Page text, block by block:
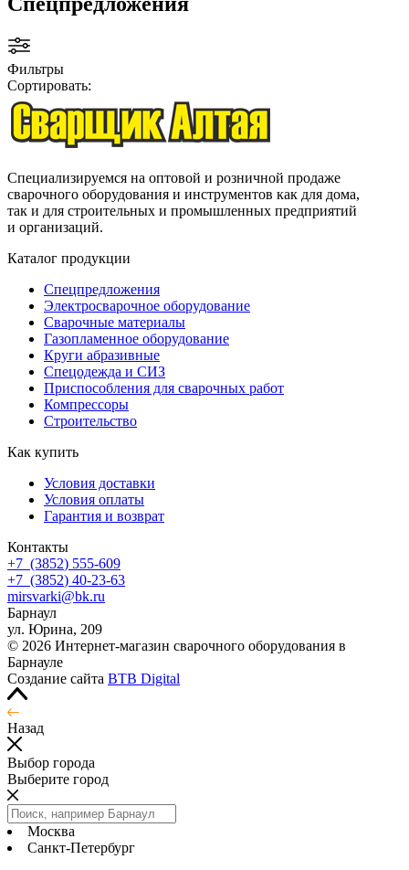
Фильтры
Сортировать:
Специализируемся на оптовой и розничной продаже
сварочного оборудования и инструментов как для дома,
так и для строительных и промышленных предприятий
и организаций.
Каталог продукции
Спецпредложения
Электросварочное оборудование
Сварочные материалы
Газопламенное оборудование
Круги абразивные
Спецодежда и СИЗ
Приспособления для сварочных работ
Компрессоры
Строительство
Как купить
Условия доставки
Условия оплаты
Гарантия и возврат
Контакты
+7 (3852) 555-609
+7 (3852) 40-23-63
mirsvarki@bk.ru
Барнаул
ул. Юрина, 209
© 2026 Интернет-магазин сварочного оборудования в
Барнауле
Создание сайта BTB Digital
Назад
Выбор города
Выберите город
Москва
Санкт-Петербург